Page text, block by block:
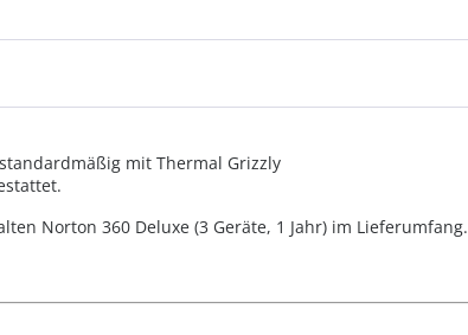
mit Thermal Grizzly
Norton 360 Deluxe (3 Geräte, 1 Jahr) im Lieferumfang.